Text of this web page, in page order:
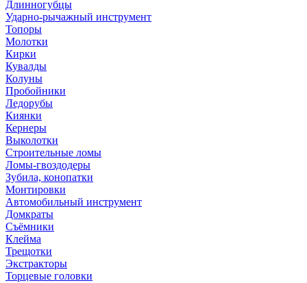
Длинногубцы
Ударно-рычажный инструмент
Топоры
Молотки
Кирки
Кувалды
Колуны
Пробойники
Ледорубы
Киянки
Кернеры
Выколотки
Строительные ломы
Ломы-гвоздодеры
Зубила, конопатки
Монтировки
Автомобильный инструмент
Домкраты
Съёмники
Клейма
Трещотки
Экстракторы
Торцевые головки